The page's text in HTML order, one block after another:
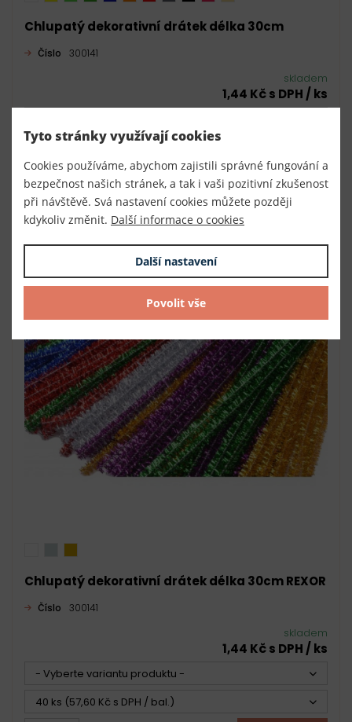
Chlupatý dekorativní drátek délka 30cm
Číslo 300141
skladem
1,44 Kč s DPH / ks
40 ks (57,60 Kč s DPH / bal.)
DO KOŠÍKU
Chlupatý dekorativní drátek délka 30cm REXOR
Číslo 300141
skladem
1,44 Kč s DPH / ks
- Vyberte variantu produktu -
40 ks (57,60 Kč s DPH / bal.)
Tyto stránky využívají cookies
Cookies používáme, abychom zajistili správné fungování a
bezpečnost našich stránek, a tak i vaši pozitivní zkušenost
při návštěvě. Svá nastavení cookies můžete později
kdykoliv změnit. Další informace o cookies
Další nastavení
Povolit vše